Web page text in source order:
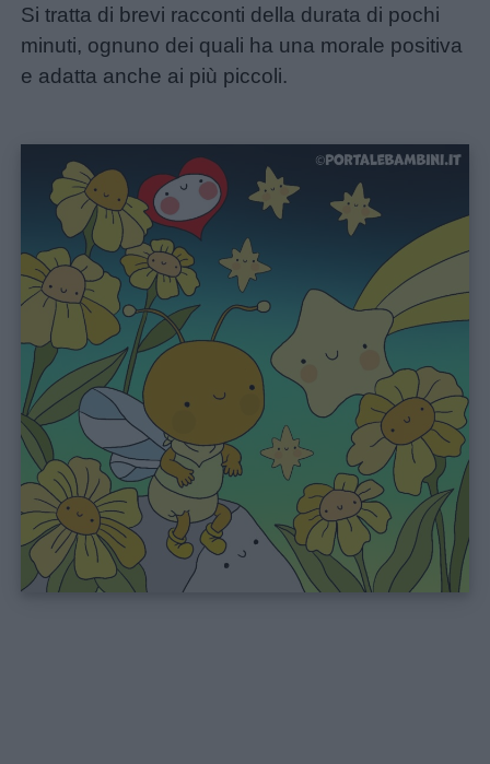
Si tratta di brevi racconti della durata di pochi
minuti, ognuno dei quali ha una morale positiva
e adatta anche ai più piccoli.